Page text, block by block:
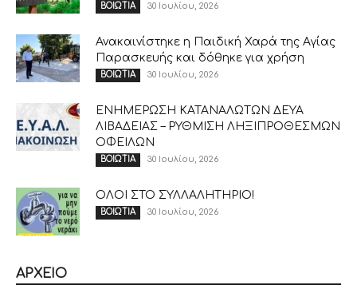
ΒΟΙΩΤΙΑ 30 Ιουλίου, 2026
Ανακαινίστηκε η Παιδική Χαρά της Αγίας
Παρασκευής και δόθηκε για χρήση
ΒΟΙΩΤΙΑ 30 Ιουλίου, 2026
ΕΝΗΜΕΡΩΣΗ ΚΑΤΑΝΑΛΩΤΩΝ ΔΕΥΑ
ΛΙΒΑΔΕΙΑΣ – ΡΥΘΜΙΣΗ ΛΗΞΙΠΡΟΘΕΣΜΩΝ
ΟΦΕΙΛΩΝ
ΒΟΙΩΤΙΑ 30 Ιουλίου, 2026
ΟΛΟΙ ΣΤΟ ΣΥΛΛΑΛΗΤΗΡΙΟ!
ΒΟΙΩΤΙΑ 30 Ιουλίου, 2026
ΑΡΧΕΙΟ